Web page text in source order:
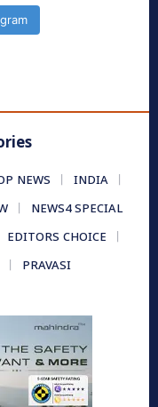
NEWS
INDIA
NEWS4 SPECIAL
EDITORS CHOICE
PRAVASI